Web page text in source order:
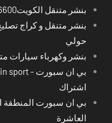
بنشر متنقل الكويت55336600
بنشر متنقل و كراج
حولي
بنشر وكهرباء سيارات
اشتراك
بي ان سبورت المنطقة
العاشرة